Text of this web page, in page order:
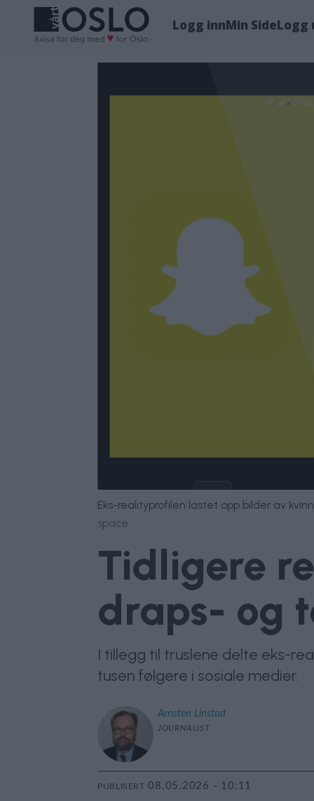
Logg innMin SideLogg
Eks-realityprofilen lastet opp bilder av
space
Tidligere
draps- og
I tillegg til truslene delte eks-
tusen følgere i sosiale medier.
Arnsten Linstad
JOURNALIST
PUBLISERT 08.05.2026 - 10:11